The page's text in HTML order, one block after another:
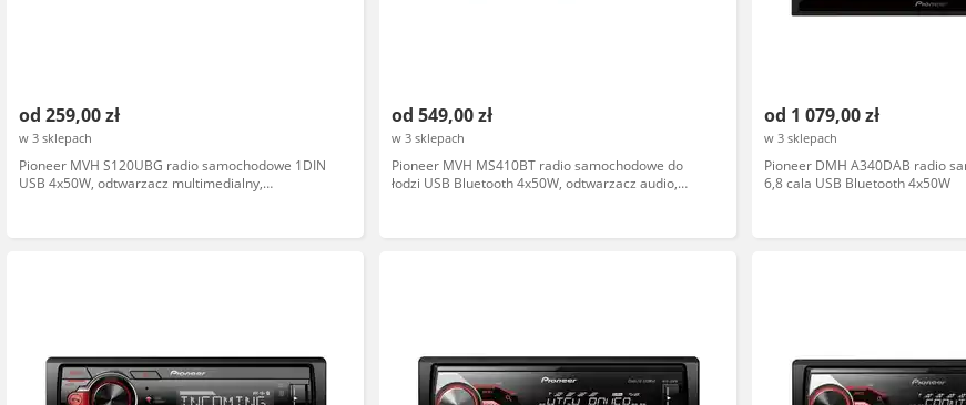
od 259,00 zł
w 3 sklepach
Pioneer MVH S120UBG radio samochodowe 1DIN
USB 4x50W, odtwarzacz multimedialny,
od 549,00 zł
w 3 sklepach
Pioneer MVH MS410BT radio samochodowe do
łodzi USB Bluetooth 4x50W, odtwarzacz audio,
od 1 079,00 zł
w 3 sklepach
Pioneer DMH A340DAB radio
6,8 cala USB Bluetooth 4x50W